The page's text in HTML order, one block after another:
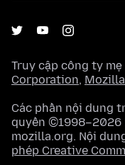
Truy cập công ty
Corporation,
Các phần nội dung
quyền ©1998–2026
mozilla.org. Nội
phép Creative